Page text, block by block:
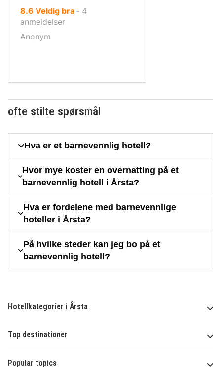
8.6 av
10,
Veldig bra ‐ 4
anmeldelser
Anonym
ofte stilte spørsmål
Hva er et barnevennlig hotell?
Hvor mye koster en overnatting på et
barnevennlig hotell i Årsta?
Hva er fordelene med barnevennlige
hoteller i Årsta?
På hvilke steder kan jeg bo på et
barnevennlig hotell?
Hotellkategorier i Årsta
Top destinationer
Popular topics